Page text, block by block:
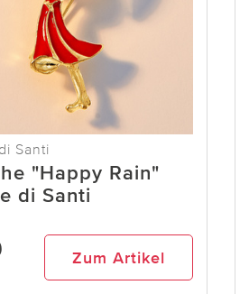
Santi
"Happy Rain"
di Santi
Zum Artikel